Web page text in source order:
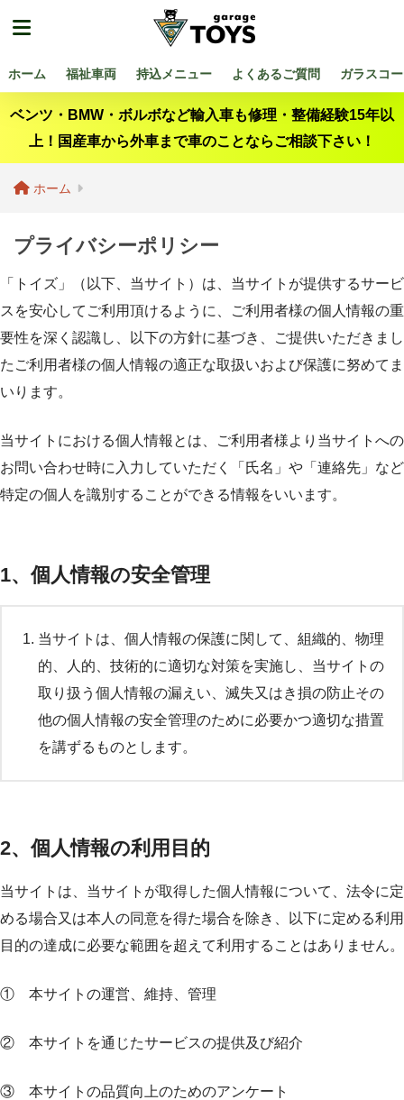
ホーム 福祉車両 持込メニュー よくあるご質問 ガラスコ
ベンツ・BMW・ボルボなど輸入車も修理・整備経験15年以
上！国産車から外車まで車のことならご相談下さい！
ホーム
プライバシーポリシー
「トイズ」（以下、当サイト）は、当サイトが提供するサービ
スを安心してご利用頂けるように、ご利用者様の個人情報の重
要性を深く認識し、以下の方針に基づき、ご提供いただきまし
たご利用者様の個人情報の適正な取扱いおよび保護に努めてま
いります。
当サイトにおける個人情報とは、ご利用者様より当サイトへの
お問い合わせ時に入力していただく「氏名」や「連絡先」など
特定の個人を識別することができる情報をいいます。
1、個人情報の安全管理
当サイトは、個人情報の保護に関して、組織的、物理
的、人的、技術的に適切な対策を実施し、当サイトの
取り扱う個人情報の漏えい、滅失又はき損の防止その
他の個人情報の安全管理のために必要かつ適切な措置
を講ずるものとします。
2、個人情報の利用目的
当サイトは、当サイトが取得した個人情報について、法令に定
める場合又は本人の同意を得た場合を除き、以下に定める利用
目的の達成に必要な範囲を超えて利用することはありません。
① 本サイトの運営、維持、管理
② 本サイトを通じたサービスの提供及び紹介
③ 本サイトの品質向上のためのアンケート